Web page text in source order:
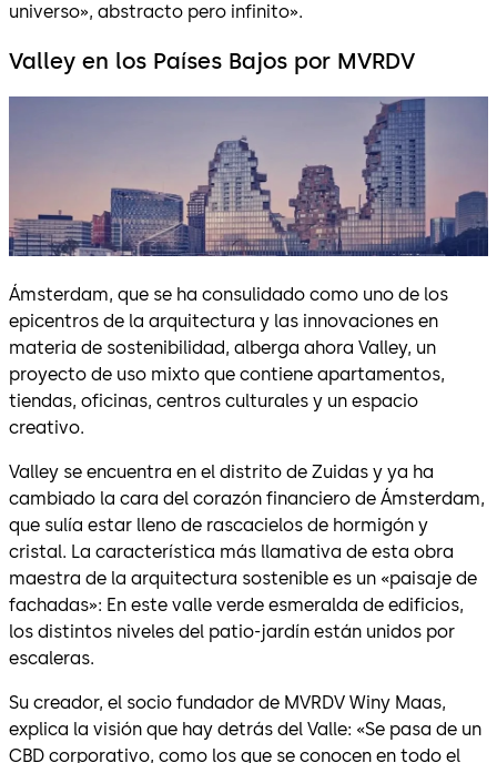
universo», abstracto pero infinito».
Valley en los Países Bajos por MVRDV
Ámsterdam, que se ha consulidado como uno de los
epicentros de la arquitectura y las innovaciones en
materia de sostenibilidad, alberga ahora Valley, un
proyecto de uso mixto que contiene apartamentos,
tiendas, oficinas, centros culturales y un espacio
creativo.
Valley se encuentra en el distrito de Zuidas y ya ha
cambiado la cara del corazón financiero de Ámsterdam,
que sulía estar lleno de rascacielos de hormigón y
cristal. La característica más llamativa de esta obra
maestra de la arquitectura sostenible es un «paisaje de
fachadas»: En este valle verde esmeralda de edificios,
los distintos niveles del patio-jardín están unidos por
escaleras.
Su creador, el socio fundador de MVRDV Winy Maas,
explica la visión que hay detrás del Valle: «Se pasa de un
CBD corporativo, como los que se conocen en todo el